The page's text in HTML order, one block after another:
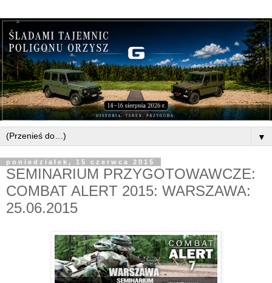
▼
poniedziałek, 15 czerwca 2015
SEMINARIUM PRZYGOTOWAWCZE:
COMBAT ALERT 2015: WARSZAWA:
25.06.2015